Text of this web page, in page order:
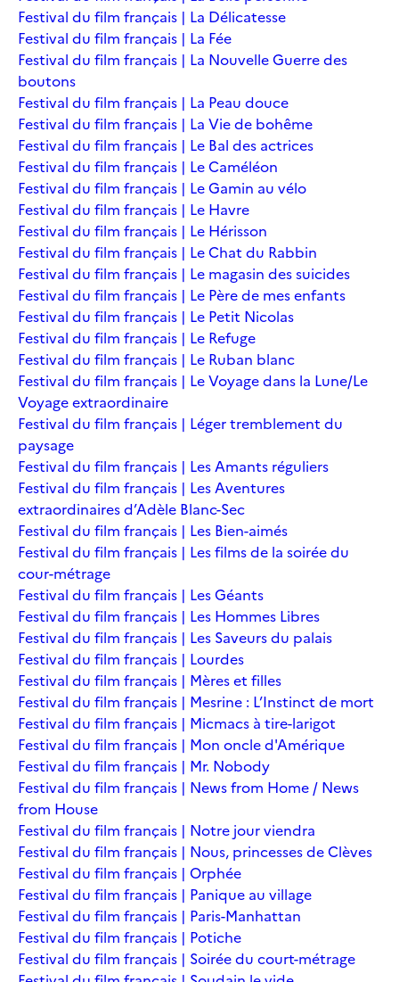
Festival du film français | La Délicatesse
Festival du film français | La Fée
Festival du film français | La Nouvelle Guerre des
boutons
Festival du film français | La Peau douce
Festival du film français | La Vie de bohême
Festival du film français | Le Bal des actrices
Festival du film français | Le Caméléon
Festival du film français | Le Gamin au vélo
Festival du film français | Le Havre
Festival du film français | Le Hérisson
Festival du film français | Le Chat du Rabbin
Festival du film français | Le magasin des suicides
Festival du film français | Le Père de mes enfants
Festival du film français | Le Petit Nicolas
Festival du film français | Le Refuge
Festival du film français | Le Ruban blanc
Festival du film français | Le Voyage dans la Lune/Le
Voyage extraordinaire
Festival du film français | Léger tremblement du
paysage
Festival du film français | Les Amants réguliers
Festival du film français | Les Aventures
extraordinaires d’Adèle Blanc-Sec
Festival du film français | Les Bien-aimés
Festival du film français | Les films de la soirée du
cour-métrage
Festival du film français | Les Géants
Festival du film français | Les Hommes Libres
Festival du film français | Les Saveurs du palais
Festival du film français | Lourdes
Festival du film français | Mères et filles
Festival du film français | Mesrine : L’Instinct de mort
Festival du film français | Micmacs à tire-larigot
Festival du film français | Mon oncle d'Amérique
Festival du film français | Mr. Nobody
Festival du film français | News from Home / News
from House
Festival du film français | Notre jour viendra
Festival du film français | Nous, princesses de Clèves
Festival du film français | Orphée
Festival du film français | Panique au village
Festival du film français | Paris-Manhattan
Festival du film français | Potiche
Festival du film français | Soirée du court-métrage